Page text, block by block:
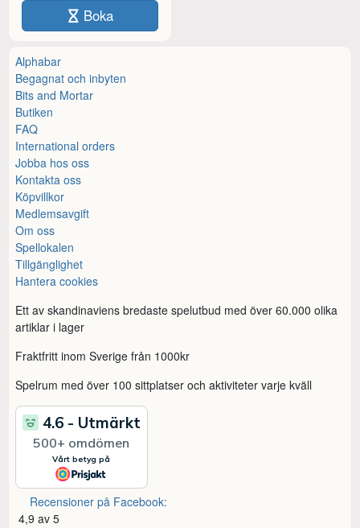
Boka
Alphabar
Begagnat och inbyten
Bits and Mortar
Butiken
FAQ
International orders
Jobba hos oss
Kontakta oss
Köpvillkor
Medlemsavgift
Om oss
Spellokalen
Tillgänglighet
Hantera cookies
Ett av skandinaviens bredaste spelutbud med över 60.000 olika
artiklar i lager
Fraktfritt inom Sverige från 1000kr
Spelrum med över 100 sittplatser och aktiviteter varje kväll
Recensioner på Facebook:
4,9 av 5